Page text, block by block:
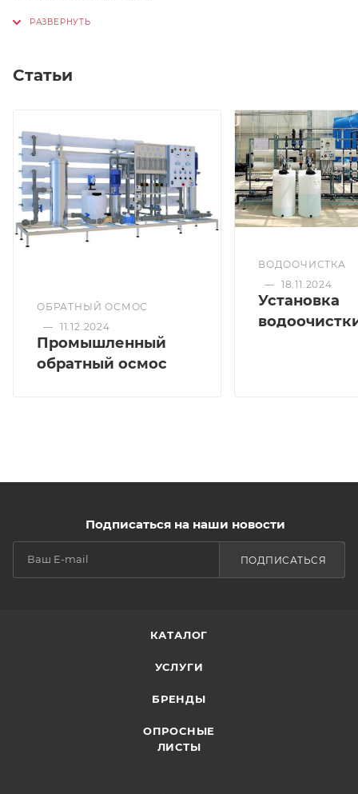
Статьи
ОБРАТНЫЙ ОСМОС
— 11.12.2024
Промышленный
обратный осмос
ВОДООЧИСТКА
— 18.11.2024
Установка
Подписаться на наши новости
ПОДПИСАТЬСЯ
КАТАЛОГ
УСЛУГИ
БРЕНДЫ
ОПРОСНЫЕ
ЛИСТЫ